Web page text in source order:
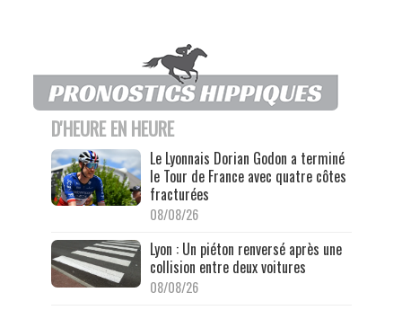
D'HEURE EN HEURE
Le Lyonnais Dorian Godon a terminé
le Tour de France avec quatre côtes
fracturées
08/08/26
Lyon : Un piéton renversé après une
collision entre deux voitures
08/08/26